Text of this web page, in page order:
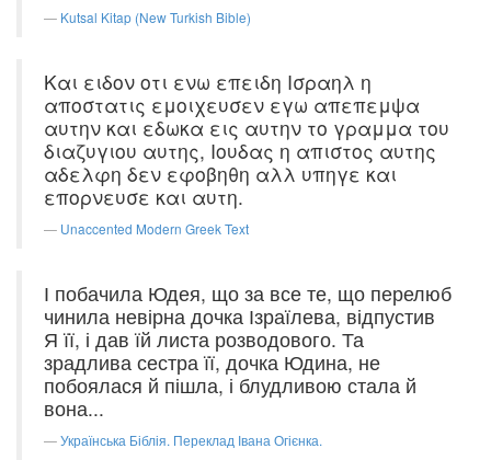
Kutsal Kitap (New Turkish Bible)
Και ειδον οτι ενω επειδη Ισραηλ η
αποστατις εμοιχευσεν εγω απεπεμψα
αυτην και εδωκα εις αυτην το γραμμα του
διαζυγιου αυτης, Ιουδας η απιστος αυτης
αδελφη δεν εφοβηθη αλλ υπηγε και
επορνευσε και αυτη.
Unaccented Modern Greek Text
І побачила Юдея, що за все те, що перелюб
чинила невірна дочка Ізраїлева, відпустив
Я її, і дав їй листа розводового. Та
зрадлива сестра її, дочка Юдина, не
побоялася й пішла, і блудливою стала й
вона...
Українська Біблія. Переклад Івана Огієнка.